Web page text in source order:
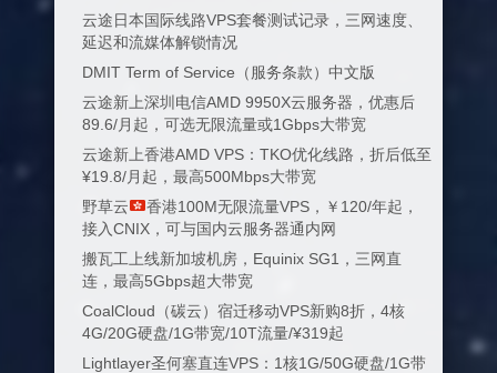
云途日本国际线路VPS套餐测试记录，三网速度、
延迟和流媒体解锁情况
DMIT Term of Service（服务条款）中文版
云途新上深圳电信AMD 9950X云服务器，优惠后
89.6/月起，可选无限流量或1Gbps大带宽
云途新上香港AMD VPS：TKO优化线路，折后低至
¥19.8/月起，最高500Mbps大带宽
野草云
香港100M无限流量VPS，￥120/年起，
接入CNIX，可与国内云服务器通内网
搬瓦工上线新加坡机房，Equinix SG1，三网直
连，最高5Gbps超大带宽
CoalCloud（碳云）宿迁移动VPS新购8折，4核
4G/20G硬盘/1G带宽/10T流量/¥319起
Lightlayer圣何塞直连VPS：1核1G/50G硬盘/1G带